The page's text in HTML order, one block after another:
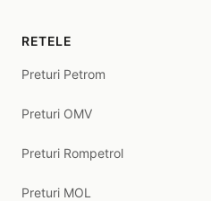
RETELE
Preturi Petrom
Preturi OMV
Preturi Rompetrol
Preturi MOL